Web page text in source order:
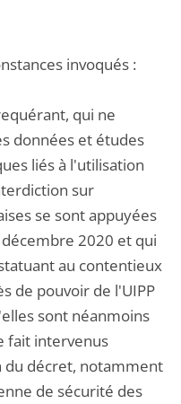
invoqués :
qui ne
données et études
liés à l'utilisation
sur
se sont appuyées
2020 et qui
au contentieux
de pouvoir de l'UIPP
sont néanmoins
fait intervenus
décret, notamment
de sécurité des